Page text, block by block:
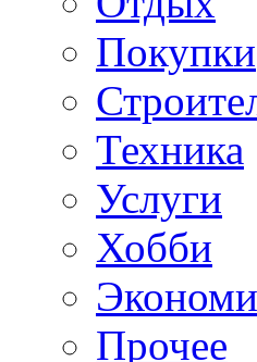
Покупки
Техника
Услуги
Хобби
Прочее